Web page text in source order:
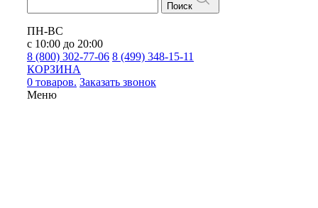
Поиск
ПН-ВС
с 10:00 до 20:00
8 (800) 302-77-06 8 (499) 348-15-11
КОРЗИНА
0 товаров. Заказать звонок
Меню